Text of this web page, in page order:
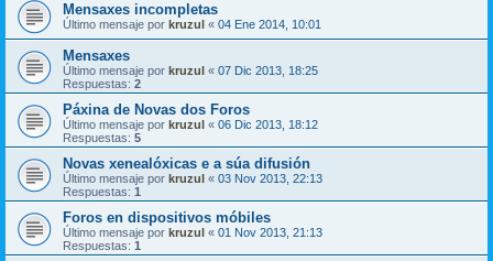
Mensaxes incompletas
Último mensaje por kruzul « 04 Ene 2014, 10:01
Mensaxes
Último mensaje por kruzul « 07 Dic 2013, 18:25
Respuestas: 2
Páxina de Novas dos Foros
Último mensaje por kruzul « 06 Dic 2013, 18:12
Respuestas: 5
Novas xenealóxicas e a súa difusión
Último mensaje por kruzul « 03 Nov 2013, 22:13
Respuestas: 1
Foros en dispositivos móbiles
Último mensaje por kruzul « 01 Nov 2013, 21:13
Respuestas: 1